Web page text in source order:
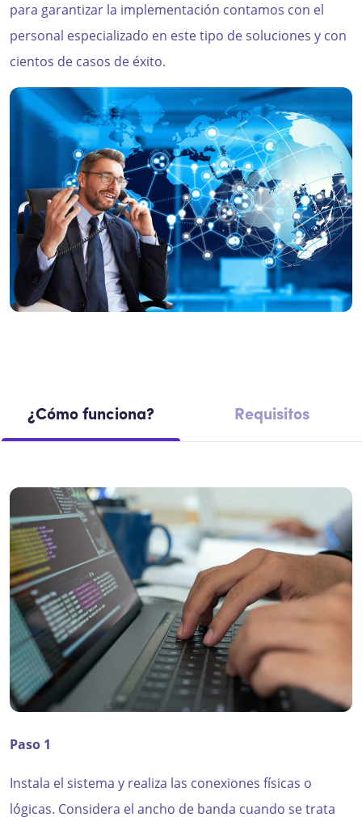
para garantizar la implementación contamos con el
personal especializado en este tipo de soluciones y con
cientos de casos de éxito.
¿Cómo funciona? Requisitos
Paso 1
Instala el sistema y realiza las conexiones físicas o
lógicas. Considera el ancho de banda cuando se trata